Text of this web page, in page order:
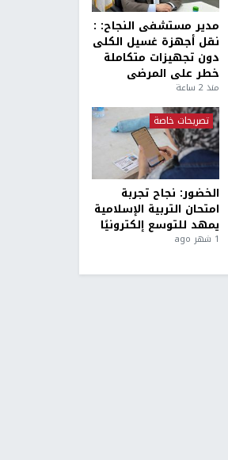
مدير مستشفى النجاح: :
نقل أجهزة غسيل الكلى
دون تجهيزات متكاملة
خطر على المرضى
منذ 2 ساعة
تصريحات خاصة
الخضور: نجاح تجربة
امتحان التربية الإسلامية
يمهد للتوسع إلكترونيًا
1 شهر ago